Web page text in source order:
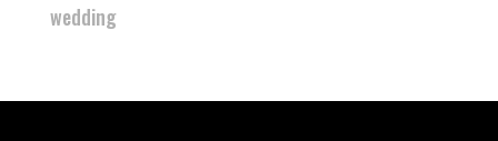
wedding